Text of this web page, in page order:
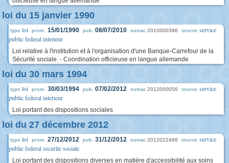
loi du 15 janvier 1990
type loi prom. 15/01/1990 pub. 08/07/2010 numac 2010000396 source service
public federal interieur
Loi relative à l'institution et à l'organisation d'une Banque-Carrefour de la
Sécurité sociale. - Coordination officieuse en langue allemande
loi du 30 mars 1994
type loi prom. 30/03/1994 pub. 07/02/2012 numac 2012000056 source service
public federal interieur
Loi portant des dispositions sociales
loi du 27 décembre 2012
type loi prom. 27/12/2012 pub. 31/12/2012 numac 2012022488 source service
public federal securite sociale
Loi portant des dispositions diverses en matière d'accessibilité aux soins